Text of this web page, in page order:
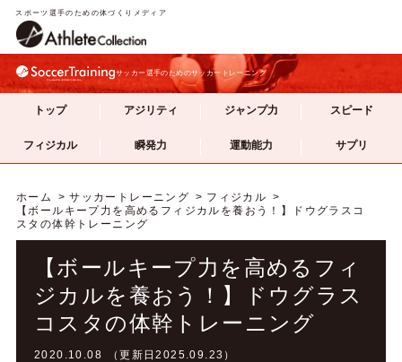
スポーツ選手のための体づくりメディア
サッカー選手のためのサッカートレーニング
トップ アジリティ ジャンプ力 スピード
フィジカル 瞬発力 運動能力 サプリ
ホーム サッカートレーニング
フィジカル
【ボールキープ力を高めるフィジカルを養おう！】ドウグラスコ
スタの体幹トレーニング
【ボールキープ力を高めるフィ
ジカルを養おう！】ドウグラス
コスタの体幹トレーニング
2020.10.08 （更新日2025.09.23）